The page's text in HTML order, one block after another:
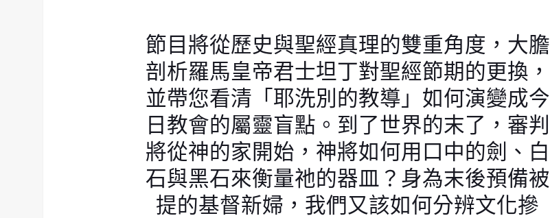
節目將從歷史與聖經真理的雙重角度，大膽
剖析羅馬皇帝君士坦丁對聖經節期的更換，
並帶您看清「耶洗別的教導」如何演變成今
日教會的屬靈盲點。到了世界的末了，審判
將從神的家開始，神將如何用口中的劍、白
石與黑石來衡量祂的器皿？身為末後預備被
提的基督新婦，我們又該如何分辨文化摻